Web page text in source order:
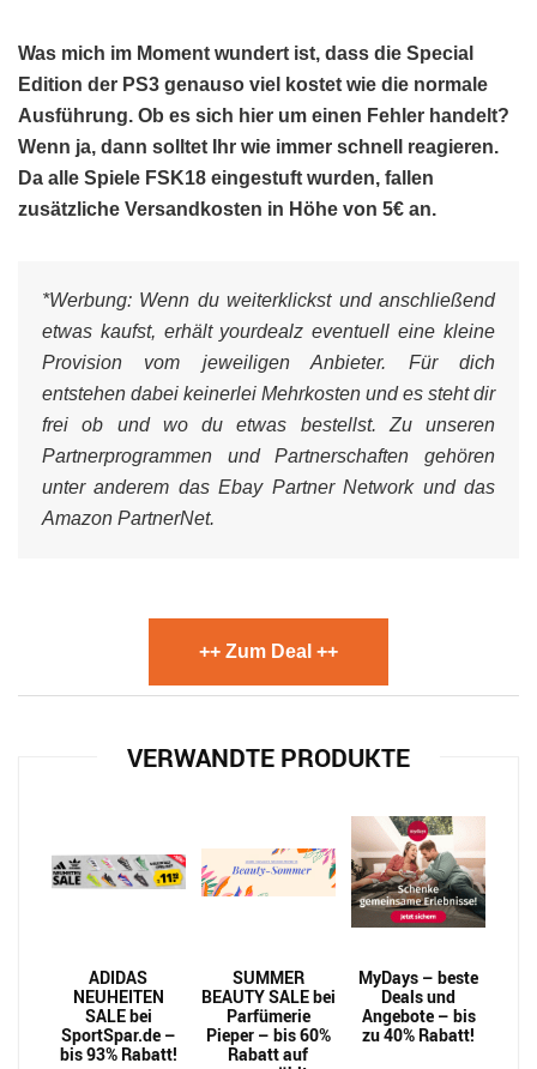
Was mich im Moment wundert ist, dass die Special
Edition der PS3 genauso viel kostet wie die normale
Ausführung. Ob es sich hier um einen Fehler handelt?
Wenn ja, dann solltet Ihr wie immer schnell reagieren.
Da alle Spiele FSK18 eingestuft wurden, fallen
zusätzliche Versandkosten in Höhe von 5€ an.
*Werbung: Wenn du weiterklickst und anschließend
etwas kaufst, erhält yourdealz eventuell eine kleine
Provision vom jeweiligen Anbieter. Für dich
entstehen dabei keinerlei Mehrkosten und es steht dir
frei ob und wo du etwas bestellst. Zu unseren
Partnerprogrammen und Partnerschaften gehören
unter anderem das Ebay Partner Network und das
Amazon PartnerNet.
++ Zum Deal ++
VERWANDTE PRODUKTE
ADIDAS
NEUHEITEN
SALE bei
SportSpar.de –
bis 93% Rabatt!
SUMMER
BEAUTY SALE bei
Parfümerie
Pieper – bis 60%
Rabatt auf
MyDays – beste
Deals und
Angebote – bis
zu 40% Rabatt!